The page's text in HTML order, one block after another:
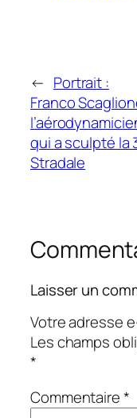
← Portrait :
Franco
qui a sculpté la
Stradale
Laisser un
Votre adresse
Les champs
*
Commentaire*